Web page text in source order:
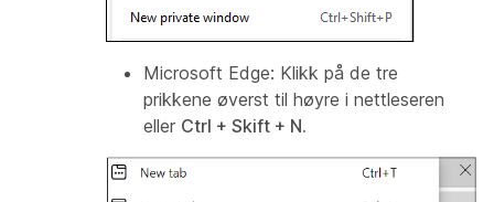
Microsoft Edge: Klikk på de tre
prikkene øverst til høyre i nettleseren
eller Ctrl + Skift + N.